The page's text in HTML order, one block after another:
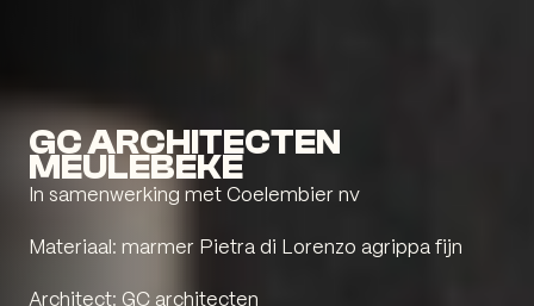
GC ARCHITECTEN
MEULEBEKE
In samenwerking met Coelembier nv
Materiaal: marmer Pietra di Lorenzo agrippa fijn
Architect: GC architecten